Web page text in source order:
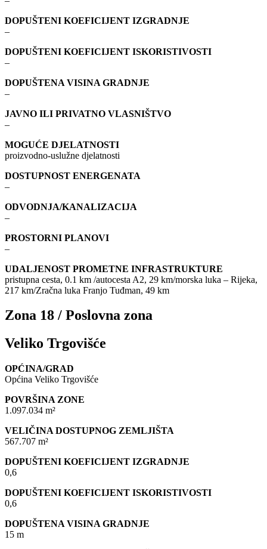
DOPUŠTENI KOEFICIJENT IZGRADNJE
–
DOPUŠTENI KOEFICIJENT ISKORISTIVOSTI
–
DOPUŠTENA VISINA GRADNJE
–
JAVNO ILI PRIVATNO VLASNIŠTVO
–
MOGUĆE DJELATNOSTI
proizvodno-uslužne djelatnosti
DOSTUPNOST ENERGENATA
–
ODVODNJA/KANALIZACIJA
–
PROSTORNI PLANOVI
–
UDALJENOST PROMETNE INFRASTRUKTURE
pristupna cesta, 0.1 km /autocesta A2, 29 km/morska luka – Rijeka,
217 km/Zračna luka Franjo Tuđman, 49 km
Zona 18 / Poslovna zona
Veliko Trgovišće
OPĆINA/GRAD
Općina Veliko Trgovišće
POVRŠINA ZONE
1.097.034 m²
VELIČINA DOSTUPNOG ZEMLJIŠTA
567.707 m²
DOPUŠTENI KOEFICIJENT IZGRADNJE
0,6
DOPUŠTENI KOEFICIJENT ISKORISTIVOSTI
0,6
DOPUŠTENA VISINA GRADNJE
15 m